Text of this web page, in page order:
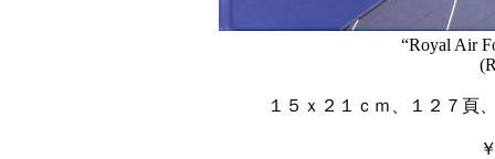
“Royal Air
１５ｘ２１ｃｍ、１２７頁